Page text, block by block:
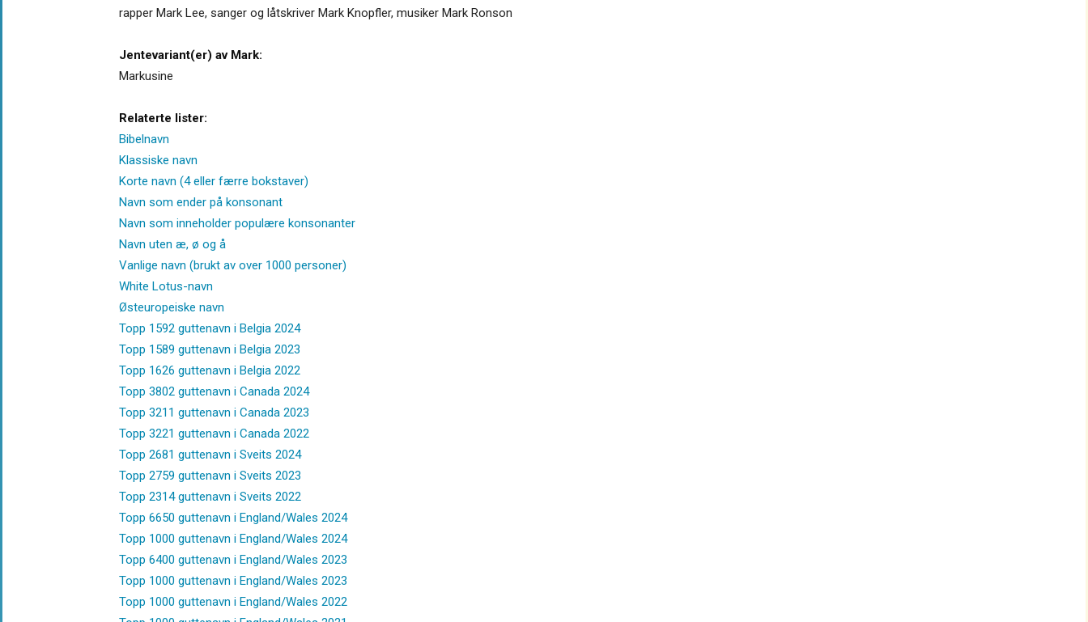
rapper Mark Lee, sanger og låtskriver Mark Knopfler, musiker Mark Ronson
Jentevariant(er) av Mark:
Markusine
Relaterte lister:
Bibelnavn
Klassiske navn
Korte navn (4 eller færre bokstaver)
Navn som ender på konsonant
Navn som inneholder populære konsonanter
Navn uten æ, ø og å
Vanlige navn (brukt av over 1000 personer)
White Lotus-navn
Østeuropeiske navn
Topp 1592 guttenavn i Belgia 2024
Topp 1589 guttenavn i Belgia 2023
Topp 1626 guttenavn i Belgia 2022
Topp 3802 guttenavn i Canada 2024
Topp 3211 guttenavn i Canada 2023
Topp 3221 guttenavn i Canada 2022
Topp 2681 guttenavn i Sveits 2024
Topp 2759 guttenavn i Sveits 2023
Topp 2314 guttenavn i Sveits 2022
Topp 6650 guttenavn i England/Wales 2024
Topp 1000 guttenavn i England/Wales 2024
Topp 6400 guttenavn i England/Wales 2023
Topp 1000 guttenavn i England/Wales 2023
Topp 1000 guttenavn i England/Wales 2022